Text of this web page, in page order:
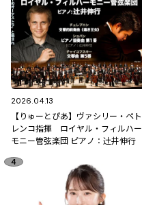
2026.04.13
【りゅーとぴあ】ヴァシリー・ペト
レンコ指揮 ロイヤル・フィルハー
モニー管弦楽団 ピアノ：辻󠄀井伸行